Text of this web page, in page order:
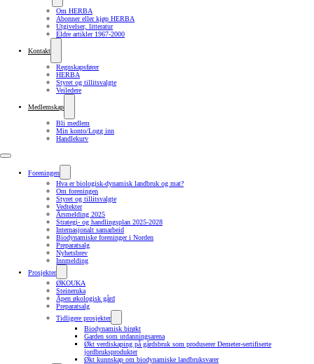
Om HERBA
Abonner eller kjøp HERBA
Utgivelser, litteratur
Eldre artikler 1967-2000
Kontakt
Regnskapsfører
HERBA
Styret og tillitsvalgte
Veiledere
Medlemskap
Bli medlem
Min konto/Logg inn
Handlekurv
Foreningen
Hva er biologisk-dynamisk landbruk og mat?
Om foreningen
Styret og tillitsvalgte
Vedtekter
Årsmelding 2025
Strategi- og handlingsplan 2025-2028
Internasjonalt samarbeid
Biodynamiske foreninger i Norden
Preparatsalg
Nyhetsbrev
Innmelding
Prosjekter
ØKOUKA
Steineruka
Åpen økologisk gård
Preparatsalg
Tidligere prosjekter
Biodynamisk birøkt
Garden som utdanningsarena
Økt verdiskaping på gårdsbruk som produserer Demeter-sertifiserte
jordbruksprodukter
Økt kunnskap om biodynamiske landbruksvarer